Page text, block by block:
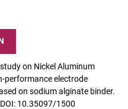
on Nickel Aluminum
performance electrode
on sodium alginate binder.
10.35097/1500